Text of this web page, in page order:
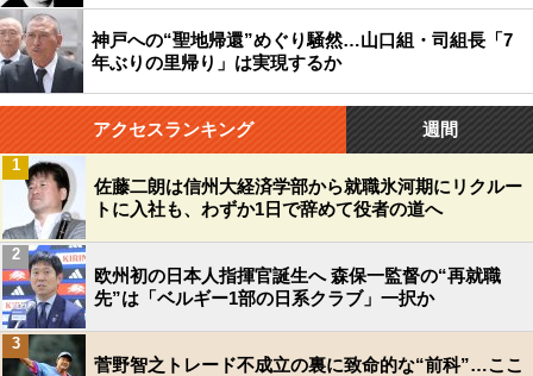
神戸への“聖地帰還”めぐり騒然…山口組・司組長「7
年ぶりの里帰り」は実現するか
アクセスランキング 週間
佐藤二朗は信州大経済学部から就職氷河期にリクルー
トに入社も、わずか1日で辞めて役者の道へ
1
欧州初の日本人指揮官誕生へ 森保一監督の“再就職
先”は「ベルギー1部の日系クラブ」一択か
2
菅野智之トレード不成立の裏に致命的な“前科”…ここ
3